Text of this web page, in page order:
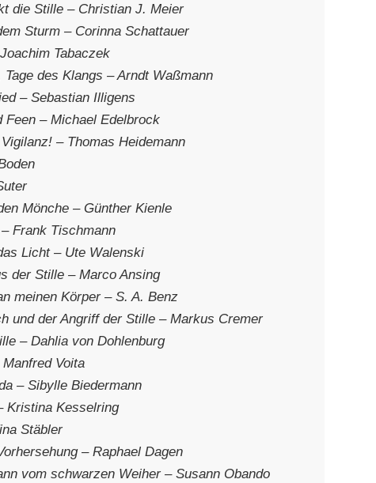
die Stille – Christian J. Meier
Sturm – Corinna Schattauer
Tabaczek
Tage des Klangs – Arndt Waßmann
– Sebastian Illigens
Feen – Michael Edelbrock
– Thomas Heidemann
Mönche – Günther Kienle
Frank Tischmann
Licht – Ute Walenski
der Stille – Marco Ansing
meinen Körper – S. A. Benz
und der Angriff der Stille – Markus Cremer
– Dahlia von Dohlenburg
Voita
– Sibylle Biedermann
Kristina Kesselring
Stäbler
– Raphael Dagen
vom schwarzen Weiher – Susann Obando